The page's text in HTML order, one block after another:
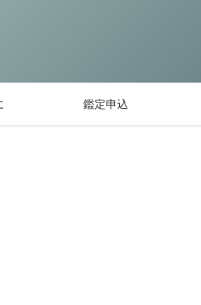
鑑定申込